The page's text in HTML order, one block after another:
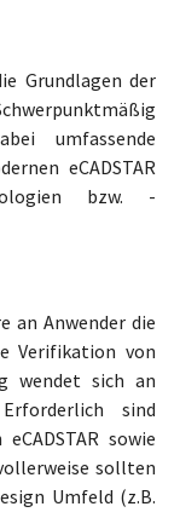
Grundlagen der
umfassende
eCADSTAR
bzw. -
an Anwender die
Verifikation von
wendet sich an
sind
sowie
sollten
Umfeld (z.B.